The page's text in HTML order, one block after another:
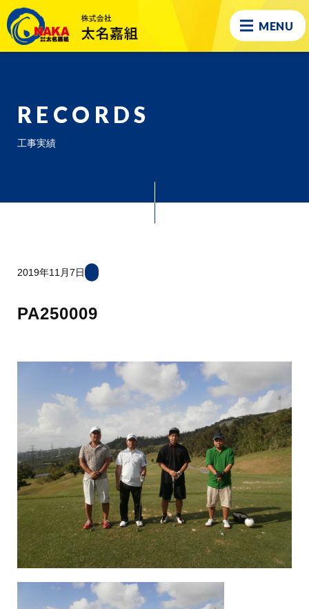
MENU
RECORDS
工事実績
2019年11月7日
PA250009